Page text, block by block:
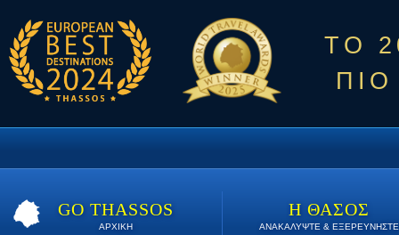
ΤΟ
GO THASSOS
ΑΡΧΙΚΗ
Η ΘΑΣΟΣ
ΑΝΑΚΑΛΥΨΤΕ & ΕΞΕΡΕΥΝΗΣΤΕ